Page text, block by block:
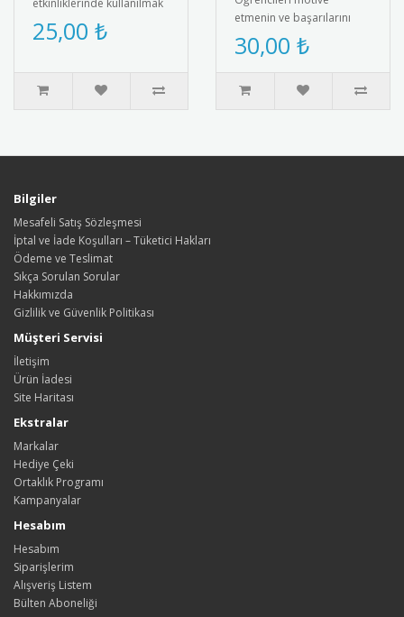
etkinliklerinde kullanılmak
üzere özel tasarım tiyatro
kokartları. Bu şık koka..
25,00 ₺
etmenin ve başarılarını
ödüllendirmenin en parlak
yolu! Canlı ve çeşitli
renklerd..
30,00 ₺
Bilgiler
Mesafeli Satış Sözleşmesi
İptal ve İade Koşulları – Tüketici Hakları
Ödeme ve Teslimat
Sıkça Sorulan Sorular
Hakkımızda
Gizlilik ve Güvenlik Politikası
Müşteri Servisi
İletişim
Ürün İadesi
Site Haritası
Ekstralar
Markalar
Hediye Çeki
Ortaklık Programı
Kampanyalar
Hesabım
Hesabım
Siparişlerim
Alışveriş Listem
Bülten Aboneliği